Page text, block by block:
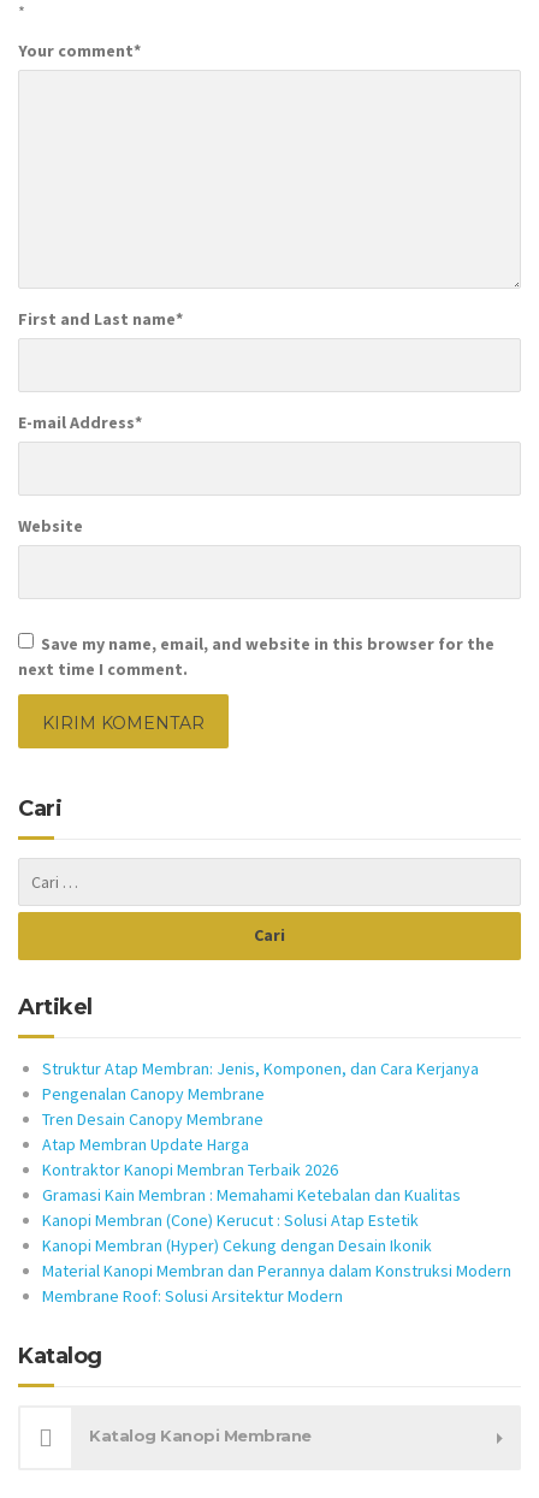
*
Your comment*
First and Last name*
E-mail Address*
Website
Save my name, email, and website in this browser for the
next time I comment.
Cari
Artikel
Struktur Atap Membran: Jenis, Komponen, dan Cara Kerjanya
Pengenalan Canopy Membrane
Tren Desain Canopy Membrane
Atap Membran Update Harga
Kontraktor Kanopi Membran Terbaik 2026
Gramasi Kain Membran : Memahami Ketebalan dan Kualitas
Kanopi Membran (Cone) Kerucut : Solusi Atap Estetik
Kanopi Membran (Hyper) Cekung dengan Desain Ikonik
Material Kanopi Membran dan Perannya dalam Konstruksi Modern
Membrane Roof: Solusi Arsitektur Modern
Katalog
Katalog Kanopi Membrane